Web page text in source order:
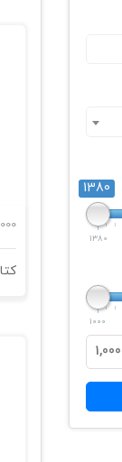
1380
1380
1000
1,000